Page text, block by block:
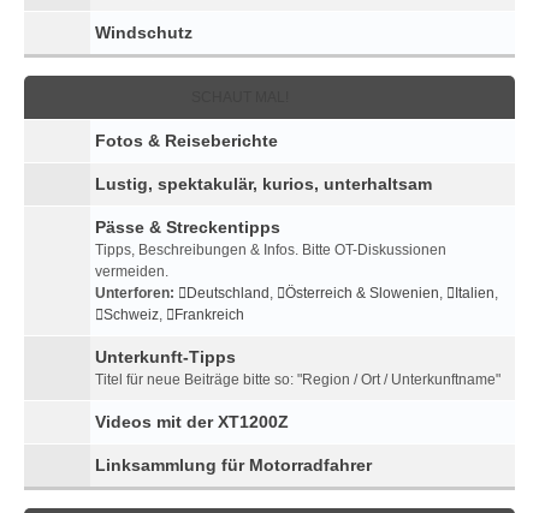
Windschutz
Fotos & Reiseberichte
Lustig, spektakulär, kurios, unterhaltsam
Pässe & Streckentipps
Tipps, Beschreibungen & Infos. Bitte OT-Diskussionen
vermeiden.
Unterforen:
Deutschland , Österreich & Slowenien, Italien,
Schweiz, Frankreich
Unterkunft-Tipps
Titel für neue Beiträge bitte so: "Region / Ort / Unterkunftname"
Videos mit der XT1200Z
Linksammlung für Motorradfahrer